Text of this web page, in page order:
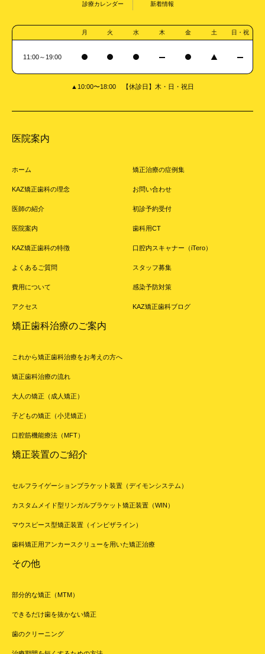
診療カレンダー 新着情報
月 火 水 木 金 土 日・祝
11:00～19:00
▲10:00〜18:00 【休診日】木・日・祝日
医院案内
ホーム
KAZ矯正歯科の理念
医師の紹介
医院案内
KAZ矯正歯科の特徴
よくあるご質問
費用について
アクセス
矯正治療の症例集
お問い合わせ
初診予約受付
歯科用CT
口腔内スキャナー（iTero）
スタッフ募集
感染予防対策
KAZ矯正歯科ブログ
矯正歯科治療のご案内
これから矯正歯科治療をお考えの方へ
矯正歯科治療の流れ
大人の矯正（成人矯正）
子どもの矯正（小児矯正）
口腔筋機能療法（MFT）
矯正装置のご紹介
セルフライゲーションブラケット装置（デイモンシステム）
カスタムメイド型リンガルブラケット矯正装置（WIN）
マウスピース型矯正装置（インビザライン）
歯科矯正用アンカースクリューを用いた矯正治療
その他
部分的な矯正（MTM）
できるだけ歯を抜かない矯正
歯のクリーニング